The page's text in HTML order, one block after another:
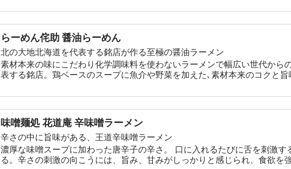
らーめん侘助 醤油らーめん
北の大地北海道を代表する銘店が作る至極の醤油ラーメン
素材本来の味にこだわり化学調味料を使わないラーメンで幅広い世代か
表する銘店。鶏ベースのスープに魚介や野菜を加えた､素材本来のコクと旨
味噌麺処 花道庵 辛味噌ラーメン
辛さの中に旨味がある、王道辛味噌ラーメン
濃厚な味噌スープに加わった唐辛子の辛さ。 口に入れるたびに舌を刺激
る。辛さの刺激の向こうには、旨み、甘みがしっかりと感じられ、食欲を